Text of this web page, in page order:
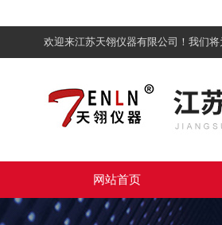
欢迎来江苏天翎仪器有限公司！我们将
网站首页